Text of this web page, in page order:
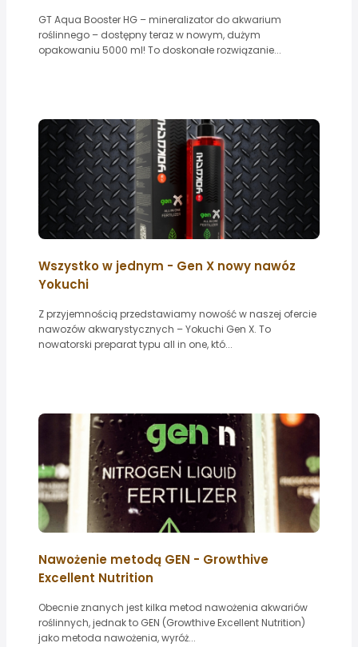
GT Aqua Booster HG – mineralizator do akwarium
roślinnego – dostępny teraz w nowym, dużym
opakowaniu 5000 ml! To doskonałe rozwiązanie...
Wszystko w jednym - Gen X nowy nawóz
Yokuchi
Z przyjemnością przedstawiamy nowość w naszej ofercie
nawozów akwarystycznych – Yokuchi Gen X. To
nowatorski preparat typu all in one, któ...
Nawożenie metodą GEN - Growthive
Excellent Nutrition
Obecnie znanych jest kilka metod nawożenia akwariów
roślinnych, jednak to GEN (Growthive Excellent Nutrition)
jako metoda nawożenia, wyróż...